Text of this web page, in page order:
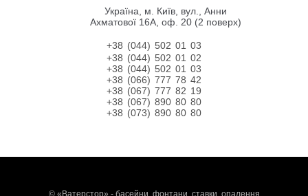
Українa, м. Київ, вул., Анни
Ахматової 16А, оф. 20 (2 поверх)
+38 (044) 502 01 03
+38 (044) 502 01 02
+38 (044) 502 01 03
+38 (066) 777 78 42
+38 (067) 777 82 19
+38 (067) 890 80 80
+38 (073) 890 80 80
© «Ватерстор» - басейни, фонтани, ставки, опалення